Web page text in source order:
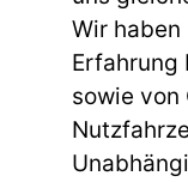
Wir
Erfahrung
sowie von